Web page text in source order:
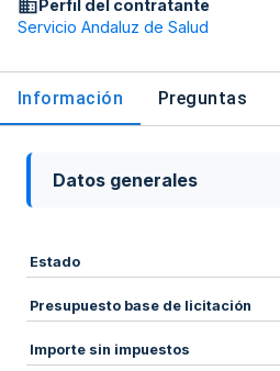
Perfil del contratante
Servicio Andaluz de Salud
Información Preguntas
Datos generales
Estado
Presupuesto base de licitación
Importe sin impuestos